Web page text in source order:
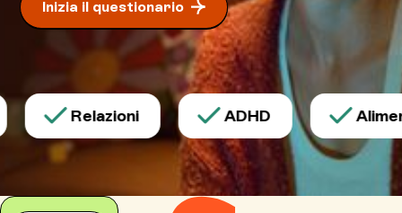
Inizia il questionario
Relazioni ADHD